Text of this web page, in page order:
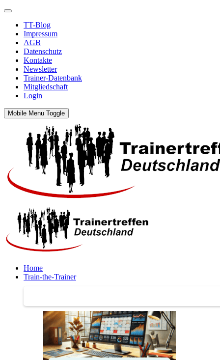
TT-Blog
Impressum
AGB
Datenschutz
Kontakte
Newsletter
Trainer-Datenbank
Mitgliedschaft
Login
Mobile Menu Toggle
Home
Train-the-Trainer